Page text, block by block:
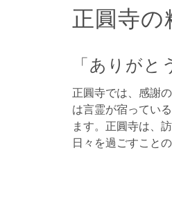
正圓寺の
「ありがと
正圓寺では、感謝
は言霊が宿ってい
ます。正圓寺は、
日々を過ごすこと